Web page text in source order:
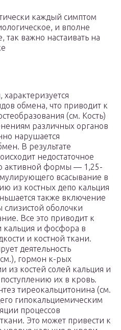
каждый симптом
и вполне
так важно настаивать на
характеризуется
обмена, что приводит к
(см. Кость)
различных органов
нарушается
В результате
недостаточное
активной формы — 1,25-
всасывание в
из костных депо кальция
также включение
оболочки
Все это приводит к
и фосфора в
и костной ткани.
деятельность
гормон к-рых
из костей солей кальция и
их в кровь.
тиреокальцитонина (см.
гипокальциемическим
процессов
Это может привести к